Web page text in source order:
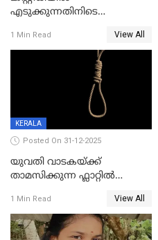
എടുക്കുന്നതിനിടെ
വധശ്രമക്കേസ് പ്രതി പിടിയിൽ
1 Min Read View All
KERALA
Posted On 31-12-2025
യുവതി വാടകയ്ക്ക്
താമസിക്കുന്ന ഫ്ലാറ്റില്‍
സംഭവം കൈതപ്പൊയിലില്‍
1 Min Read View All